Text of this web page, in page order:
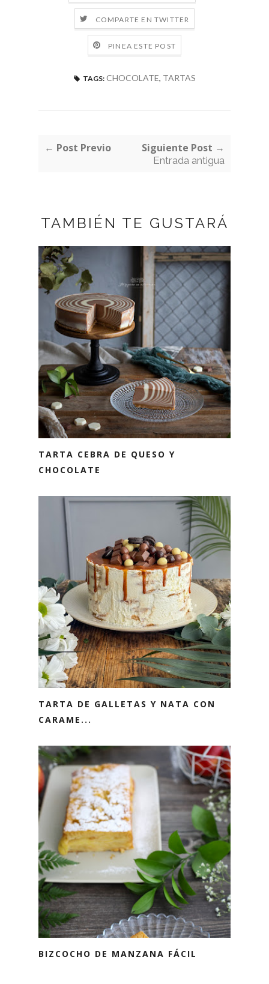
COMPARTE EN TWITTER
PINEA ESTE POST
TAGS: CHOCOLATE, TARTAS
← Post Previo Siguiente Post →
Entrada antigua
TAMBIÉN TE GUSTARÁ
TARTA CEBRA DE QUESO Y
CHOCOLATE
TARTA DE GALLETAS Y NATA CON
CARAME...
BIZCOCHO DE MANZANA FÁCIL